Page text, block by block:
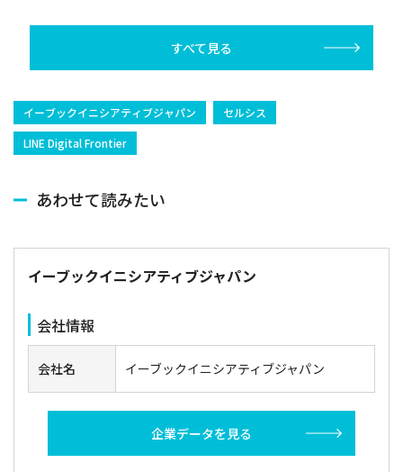
すべて見る
イーブックイニシアティブジャパン
セルシス
LINE Digital Frontier
あわせて読みたい
イーブックイニシアティブジャパン
会社情報
会社名 イーブックイニシアティブジャパン
企業データを見る